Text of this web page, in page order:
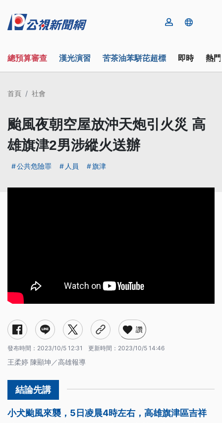
總預算審查 漢光演習 苦茶油苯駢芘超標 即時 熱
首頁 社會
颱風夜朝空屋放沖天炮引火災 高
雄旗津2男涉縱火送辦
公共危險罪 人員 旗津
讚
發布時間： 2023/10/5 12:31 更新時間： 2023/10/5 14:46
王柔婷 陳顯坤／高雄報導
小犬颱風來襲，5日凌晨4時左右，高雄旗津區吉祥